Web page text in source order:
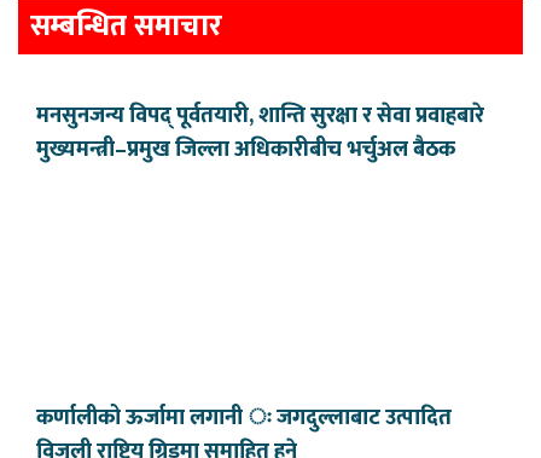
सम्बन्धित समाचार
मनसुनजन्य विपद् पूर्वतयारी, शान्ति सुरक्षा र सेवा प्रवाहबारे
मुख्यमन्त्री–प्रमुख जिल्ला अधिकारीबीच भर्चुअल बैठक
कर्णालीको ऊर्जामा लगानी ः जगदुल्लाबाट उत्पादित